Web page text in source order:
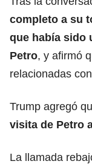
completo a su
que había sido
Petro, y afirmó
relacionadas
Trump agregó
visita de Petro
La llamada